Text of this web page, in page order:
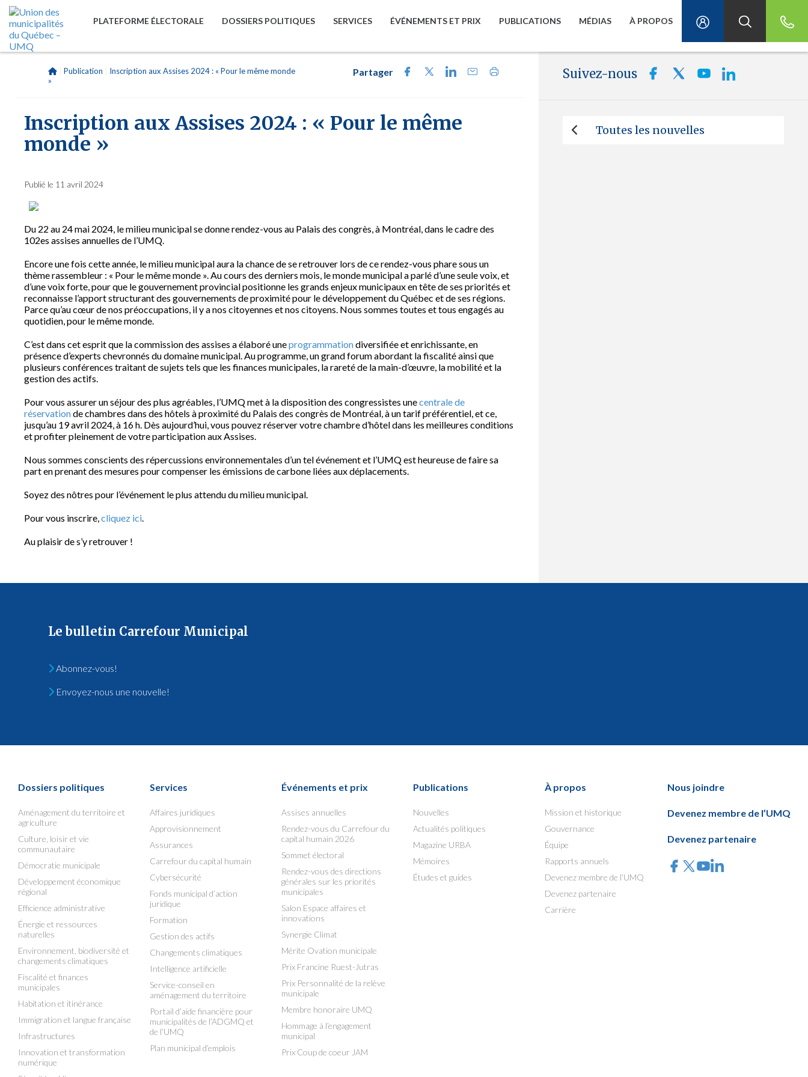
PLATEFORME ÉLECTORALE DOSSIERS POLITIQUES SERVICES ÉVÉNEMENTS ET PRIX PUBLICATIONS MÉDIAS À PROPOS
Publication
Inscription aux Assises 2024 : « Pour le même monde
»
Partager
Inscription aux Assises 2024 : « Pour le même
monde »
Publié le 11 avril 2024
Du 22 au 24 mai 2024, le milieu municipal se donne rendez-vous au Palais des congrès, à Montréal, dans le cadre des
102es assises annuelles de l’UMQ.
Encore une fois cette année, le milieu municipal aura la chance de se retrouver lors de ce rendez-vous phare sous un
thème rassembleur : « Pour le même monde ». Au cours des derniers mois, le monde municipal a parlé d’une seule voix, et
d’une voix forte, pour que le gouvernement provincial positionne les grands enjeux municipaux en tête de ses priorités et
reconnaisse l’apport structurant des gouvernements de proximité pour le développement du Québec et de ses régions.
Parce qu’au cœur de nos préoccupations, il y a nos citoyennes et nos citoyens. Nous sommes toutes et tous engagés au
quotidien, pour le même monde.
C’est dans cet esprit que la commission des assises a élaboré uneprogrammationdiversifiée et enrichissante, en
présence d’experts chevronnés du domaine municipal. Au programme, un grand forum abordant la fiscalité ainsi que
plusieurs conférences traitant de sujets tels que les finances municipales, la rareté de la main-d’œuvre, la mobilité et la
gestion des actifs.
Pour vous assurer un séjour des plus agréables, l’UMQ met à la disposition des congressistes unecentrale de
réservationde chambres dans des hôtels à proximité du Palais des congrès de Montréal, à un tarif préférentiel, et ce,
jusqu’au 19 avril 2024, à 16 h. Dès aujourd’hui, vous pouvez réserver votre chambre d’hôtel dans les meilleures conditions
et profiter pleinement de votre participation aux Assises.
Nous sommes conscients des répercussions environnementales d’un tel événement et l’UMQ est heureuse de faire sa
part en prenant des mesures pour compenser les émissions de carbone liées aux déplacements.
Soyez des nôtres pour l’événement le plus attendu du milieu municipal.
Pour vous inscrire,cliquez ici.
Au plaisir de s’y retrouver !
Suivez-nous
Toutes les nouvelles
Le bulletin Carrefour Municipal
Abonnez-vous!
Envoyez-nous une nouvelle!
Dossiers politiques
Aménagement du territoire et
agriculture
Culture, loisir et vie
communautaire
Démocratie municipale
Développement économique
régional
Efficience administrative
Énergie et ressources
naturelles
Environnement, biodiversité et
changements climatiques
Fiscalité et finances
municipales
Habitation et itinérance
Immigration et langue française
Infrastructures
Innovation et transformation
numérique
Services
Affaires juridiques
Approvisionnement
Assurances
Carrefour du capital humain
Cybersécurité
Fonds municipal d’action
juridique
Formation
Gestion des actifs
Changements climatiques
Intelligence artificielle
Service-conseil en
aménagement du territoire
Portail d’aide financière pour
municipalités de l’ADGMQ et
de l’UMQ
Plan municipal d’emplois
Événements et prix
Assises annuelles
Rendez-vous du Carrefour du
capital humain 2026
Sommet électoral
Rendez-vous des directions
générales sur les priorités
municipales
Salon Espace affaires et
innovations
Synergie Climat
Mérite Ovation municipale
Prix Francine Ruest-Jutras
Prix Personnalité de la relève
municipale
Membre honoraire UMQ
Hommage à l’engagement
municipal
Prix Coup de coeur JAM
Publications
Nouvelles
Actualités politiques
Magazine URBA
Mémoires
Études et guides
À propos
Mission et historique
Gouvernance
Équipe
Rapports annuels
Devenez membre de l’UMQ
Devenez partenaire
Carrière
Nous joindre
Devenez membre de l’UMQ
Devenez partenaire